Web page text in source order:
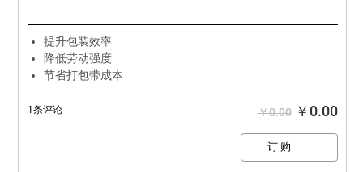
提升包装效率
降低劳动强度
节省打包带成本
￥0.00￥0.00
1条评论